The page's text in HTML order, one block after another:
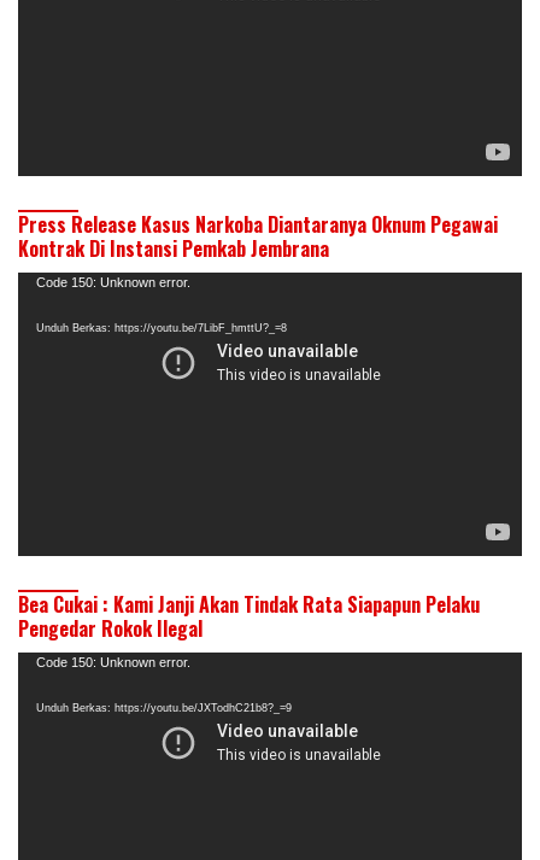
Press Release Kasus Narkoba Diantaranya Oknum Pegawai
Kontrak Di Instansi Pemkab Jembrana
Pemutar
Code 150: Unknown error.
Unduh Berkas: https://youtu.be/7LibF_hmttU?_=8
Bea Cukai : Kami Janji Akan Tindak Rata Siapapun Pelaku
Pengedar Rokok Ilegal
Pemutar
Code 150: Unknown error.
Unduh Berkas: https://youtu.be/JXTodhC21b8?_=9